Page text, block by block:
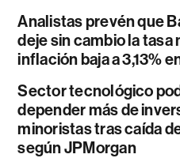
Analistas prevén que
deje sin cambio la tasa
inflación baja a 3,13%
Sector tecnológico
depender más de
minoristas tras caída
según JPMorgan